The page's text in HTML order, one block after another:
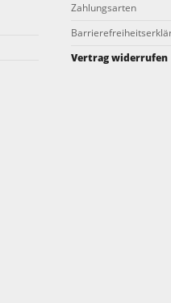
Zahlungsarten
Vertrag widerrufen